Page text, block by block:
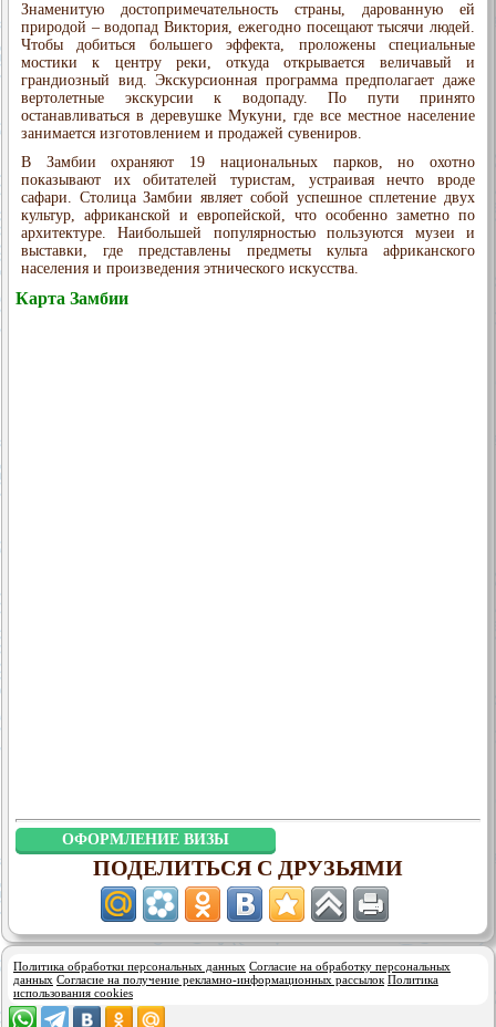
Знаменитую достопримечательность страны, дарованную ей
природой – водопад Виктория, ежегодно посещают тысячи людей.
Чтобы добиться большего эффекта, проложены специальные
мостики к центру реки, откуда открывается величавый и
грандиозный вид. Экскурсионная программа предполагает даже
вертолетные экскурсии к водопаду. По пути принято
останавливаться в деревушке Мукуни, где все местное население
занимается изготовлением и продажей сувениров.
В Замбии охраняют 19 национальных парков, но охотно
показывают их обитателей туристам, устраивая нечто вроде
сафари. Столица Замбии являет собой успешное сплетение двух
культур, африканской и европейской, что особенно заметно по
архитектуре. Наибольшей популярностью пользуются музеи и
выставки, где представлены предметы культа африканского
населения и произведения этнического искусства.
Карта Замбии
ОФОРМЛЕНИЕ ВИЗЫ
ПОДЕЛИТЬСЯ С ДРУЗЬЯМИ
Политика обработки персональных данных Согласие на обработку персональных
данных Согласие на получение рекламно-информационных рассылок Политика
использования cookies